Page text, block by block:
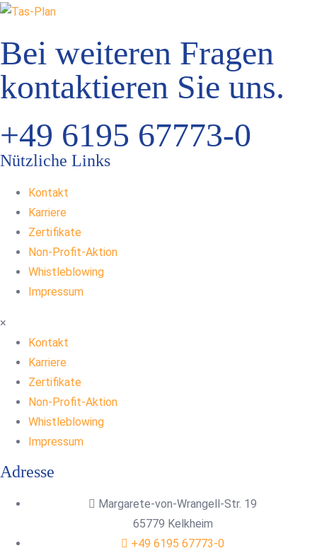
Bei weiteren Fragen
kontaktieren Sie uns.
+49 6195 67773-0
Nützliche Links
Kontakt
Karriere
Zertifikate
Non-Profit-Aktion
Whistleblowing
Impressum
×
Kontakt
Karriere
Zertifikate
Non-Profit-Aktion
Whistleblowing
Impressum
Adresse
Margarete-von-Wrangell-Str. 19
65779 Kelkheim
+49 6195 67773-0